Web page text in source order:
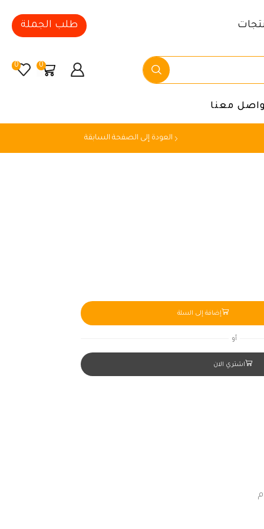
طلب الجملة
0
0
معنا
العودة إلى الصفحة السابقة
إضافة إلى السلة
أو
اشتري الان